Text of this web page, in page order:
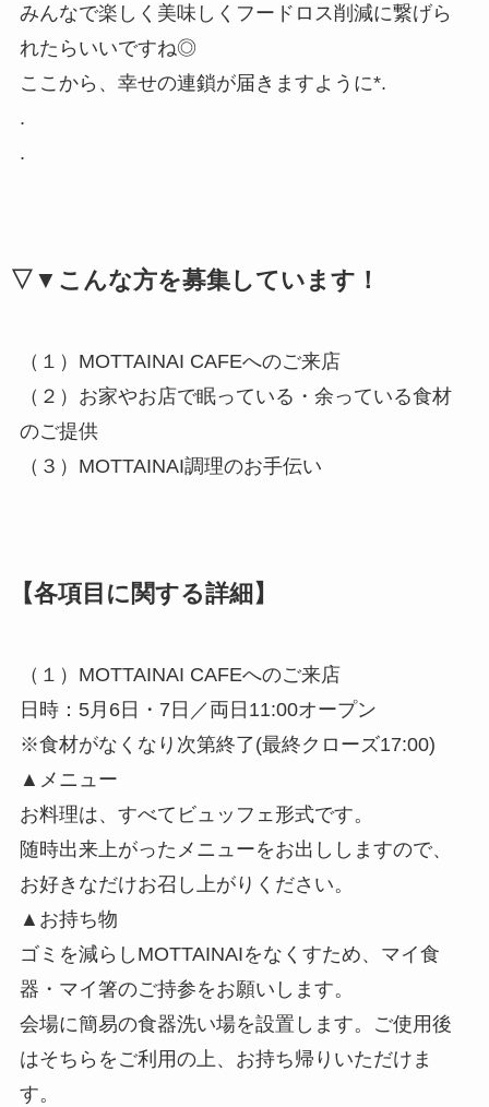
みんなで楽しく美味しくフードロス削減に繋げら
れたらいいですね◎
ここから、幸せの連鎖が届きますように*.
.
.
▽▼こんな方を募集しています！
（１）MOTTAINAI CAFEへのご来店
（２）お家やお店で眠っている・余っている食材
のご提供
（３）MOTTAINAI調理のお手伝い
【各項目に関する詳細】
（１）MOTTAINAI CAFEへのご来店
日時：5月6日・7日／両日11:00オープン
※食材がなくなり次第終了(最終クローズ17:00)
▲メニュー
お料理は、すべてビュッフェ形式です。
随時出来上がったメニューをお出ししますので、
お好きなだけお召し上がりください。
▲お持ち物
ゴミを減らしMOTTAINAIをなくすため、マイ食
器・マイ箸のご持参をお願いします。
会場に簡易の食器洗い場を設置します。ご使用後
はそちらをご利用の上、お持ち帰りいただけま
す。